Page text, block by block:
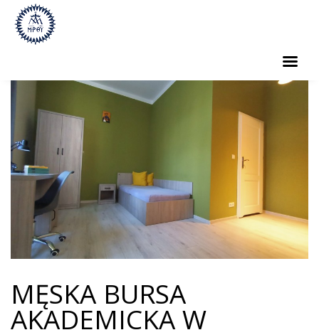
KLASZTOR
DUSZPASTERSTWO
WYDARZENIA KULTURALNE
BURSA
MĘSKA BURSA
AKADEMICKA W